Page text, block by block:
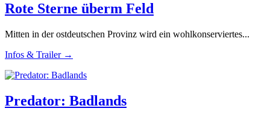
Rote Sterne überm Feld
Mitten in der ostdeutschen Provinz wird ein wohlkonserviertes...
Infos & Trailer →
Predator: Badlands